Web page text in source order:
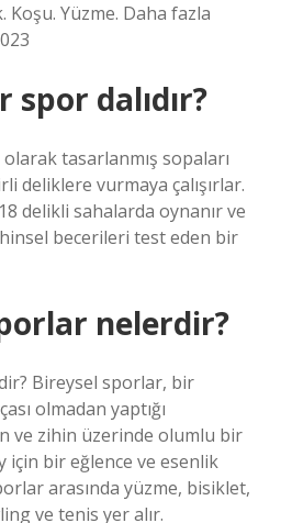
Koşu. Yüzme. Daha fazla
spor dalıdır?
tasarlanmış sopaları
deliklere vurmaya çalışırlar.
delikli sahalarda oynanır ve
becerileri test eden bir
nelerdir?
Bireysel sporlar, bir
olmadan yaptığı
ve zihin üzerinde olumlu bir
bir eğlence ve esenlik
arasında yüzme, bisiklet,
ve tenis yer alır.